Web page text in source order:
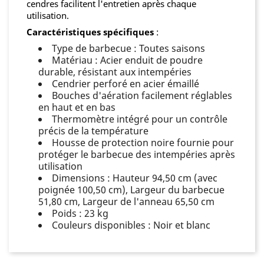
cendres facilitent l'entretien après chaque
utilisation.
Caractéristiques spécifiques :
Type de barbecue : Toutes saisons
Matériau : Acier enduit de poudre
durable, résistant aux intempéries
Cendrier perforé en acier émaillé
Bouches d'aération facilement réglables
en haut et en bas
Thermomètre intégré pour un contrôle
précis de la température
Housse de protection noire fournie pour
protéger le barbecue des intempéries après
utilisation
Dimensions : Hauteur 94,50 cm (avec
poignée 100,50 cm), Largeur du barbecue
51,80 cm, Largeur de l'anneau 65,50 cm
Poids : 23 kg
Couleurs disponibles : Noir et blanc